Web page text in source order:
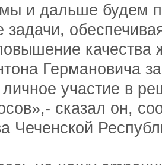
и дальше будем
задачи,
качества
Германовича
участие в
сказал он,
Чеченской